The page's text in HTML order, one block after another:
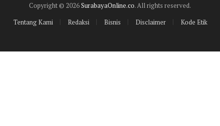
Copyright © 2026SurabayaOnline.co. All rights reserved.
Tentang Kami
Redaksi Bisnis Disclaimer Kode Etik